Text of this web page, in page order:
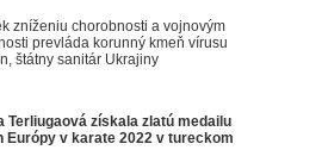
zníženiu chorobnosti a vojnovým
prevláda korunný kmeň vírusu
štátny sanitár Ukrajiny
Terliugaová získala zlatú medailu
v karate 2022 v tureckom